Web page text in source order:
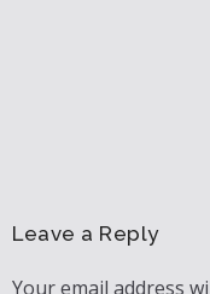
Leave a Reply
Your email address